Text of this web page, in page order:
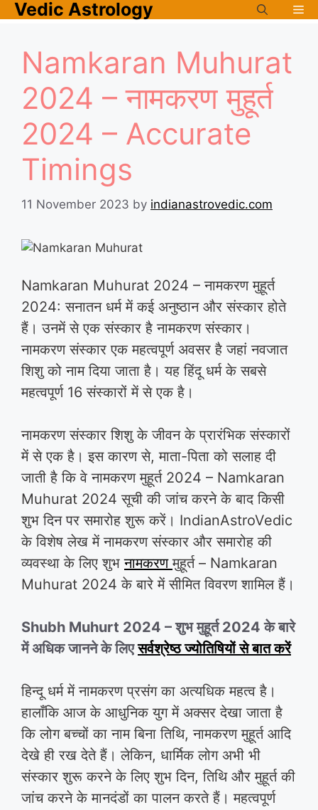
SkipVedic Astrology
Namkaran Muhurat
2024 – नामकरण मुहूर्त
2024 – Accurate
Timings
11 November 2023 by indianastrovedic.com
Namkaran Muhurat 2024 – नामकरण मुहूर्त
2024: सनातन धर्म में कई अनुष्ठान और संस्कार होते
हैं। उनमें से एक संस्कार है नामकरण संस्कार।
नामकरण संस्कार एक महत्वपूर्ण अवसर है जहां नवजात
शिशु को नाम दिया जाता है। यह हिंदू धर्म के सबसे
महत्वपूर्ण 16 संस्कारों में से एक है।
नामकरण संस्कार शिशु के जीवन के प्रारंभिक संस्कारों
में से एक है। इस कारण से, माता-पिता को सलाह दी
जाती है कि वे नामकरण मुहूर्त 2024 – Namkaran
Muhurat 2024 सूची की जांच करने के बाद किसी
शुभ दिन पर समारोह शुरू करें। IndianAstroVedic
के विशेष लेख में नामकरण संस्कार और समारोह की
व्यवस्था के लिए शुभनामकरणमुहूर्त – Namkaran
Muhurat 2024 के बारे में सीमित विवरण शामिल हैं।
Shubh Muhurt 2024 – शुभ मुहूर्त 2024 के बारे
में अधिक जानने के लिएसर्वश्रेष्ठ ज्योतिषियों से बात करें
हिन्दू धर्म में नामकरण प्रसंग का अत्यधिक महत्व है।
हालाँकि आज के आधुनिक युग में अक्सर देखा जाता है
कि लोग बच्चों का नाम बिना तिथि, नामकरण मुहूर्त आदि
देखे ही रख देते हैं। लेकिन, धार्मिक लोग अभी भी
संस्कार शुरू करने के लिए शुभ दिन, तिथि और मुहूर्त की
जांच करने के मानदंडों का पालन करते हैं। महत्वपूर्ण